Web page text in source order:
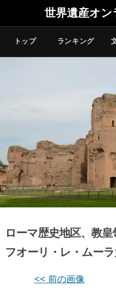
世界遺産オ
トップ ランキング
ローマ歴史地区、教
フオーリ・レ・ムー
<< 前の画像